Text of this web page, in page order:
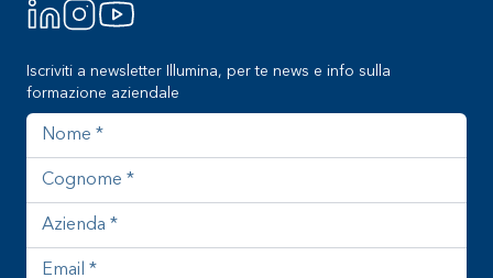
Iscriviti a newsletter Illumina, per te news e info sulla
formazione aziendale
Nome
Cognome
Azienda
Indirizzo email